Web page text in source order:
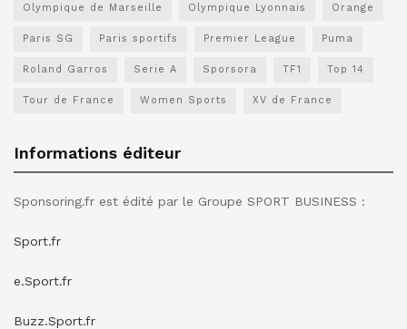
Olympique de Marseille Olympique Lyonnais Orange
Paris SG Paris sportifs Premier League Puma
Roland Garros Serie A Sporsora TF1 Top 14
Tour de France Women Sports XV de France
Informations éditeur
Sponsoring.fr est édité par le Groupe SPORT BUSINESS :
Sport.fr
e.Sport.fr
Buzz.Sport.fr